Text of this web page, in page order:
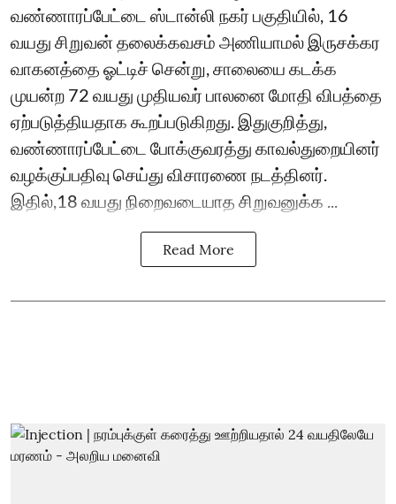
வண்ணாரப்பேட்டை ஸ்டான்லி நகர் பகுதியில், 16
வயது சிறுவன் தலைக்கவசம் அணியாமல் இருசக்கர
வாகனத்தை ஓட்டிச் சென்று, சாலையை கடக்க
முயன்ற 72 வயது முதியவர் பாலனை மோதி விபத்தை
ஏற்படுத்தியதாக கூறப்படுகிறது. இதுகுறித்து,
வண்ணாரப்பேட்டை போக்குவரத்து காவல்துறையினர்
வழக்குப்பதிவு செய்து விசாரணை நடத்தினர்.
இதில்,18 வயது நிறைவடையாத சிறுவனுக்க ...
Read More